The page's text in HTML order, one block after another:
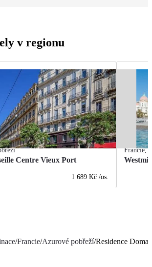
v regionu
Centre Vieux Port
1 689 Kč /os.
Francie,
/Francie/Azurové pobřeží/Residence